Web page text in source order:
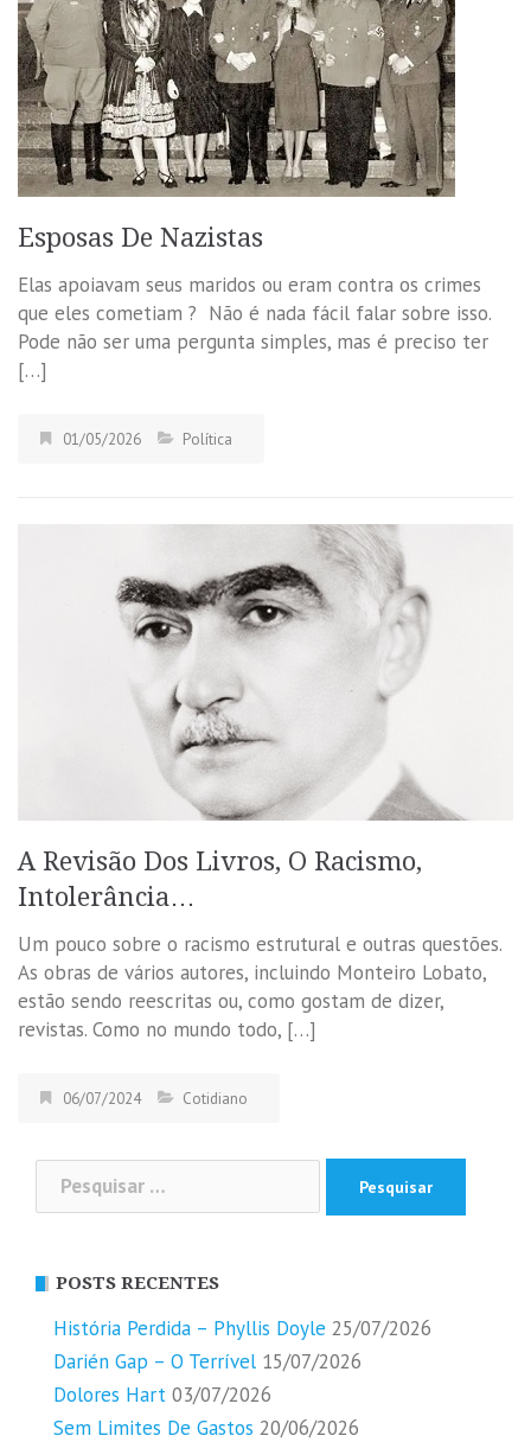
Esposas De Nazistas
Elas apoiavam seus maridos ou eram contra os crimes
que eles cometiam ? Não é nada fácil falar sobre isso.
Pode não ser uma pergunta simples, mas é preciso ter
[…]
01/05/2026 Política
A Revisão Dos Livros, O Racismo,
Intolerância…
Um pouco sobre o racismo estrutural e outras questões.
As obras de vários autores, incluindo Monteiro Lobato,
estão sendo reescritas ou, como gostam de dizer,
revistas. Como no mundo todo, […]
06/07/2024 Cotidiano
Pesquisar
por:
POSTS RECENTES
História Perdida – Phyllis Doyle 25/07/2026
Darién Gap – O Terrível 15/07/2026
Dolores Hart 03/07/2026
Sem Limites De Gastos 20/06/2026